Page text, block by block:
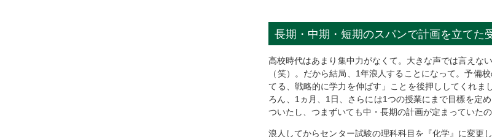
長期・中期・短期のスパンで計画を立てた
高校時代はあまり集中力がなくて。大きな声では言えな
（笑）。だから結局、1年浪人することになって。予備
てる、戦略的に学力を伸ばす」ことを後押ししてくれ
ろん、1ヵ月、1日、さらには1つの授業にまで目標を定
ついたし、つまずいても中・長期の計画が定まっていた
浪人してからセンター試験の理科科目を『化学』に変更